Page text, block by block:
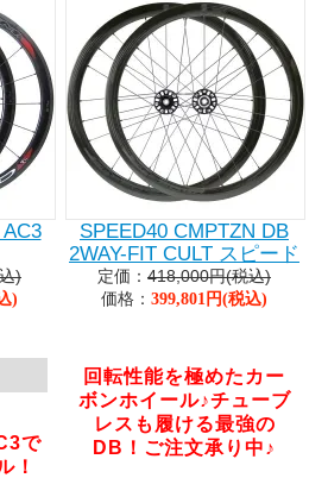
)
)
で
！
SPEED40 CMPTZN DB
2WAY-FIT CULT スピード
40コンペティツオーネDB
ロード ホイールセット
定価： 418,000円(税込)
価格： 399,801円(税込)
回転性能を極めたカー
ボンホイール♪チューブ
レスも履ける最強の
DB！ご注文承り中♪